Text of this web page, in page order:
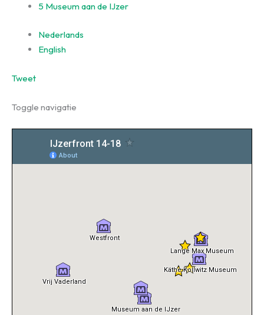
5 Museum aan de IJzer
Nederlands
English
Tweet
Toggle navigatie